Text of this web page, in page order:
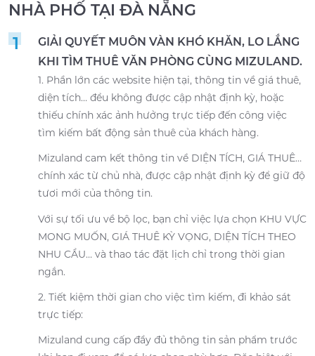
NHÀ PHỐ TẠI ĐÀ NẴNG
1
GIẢI QUYẾT MUÔN VÀN KHÓ KHĂN, LO LẮNG
KHI TÌM THUÊ VĂN PHÒNG CÙNG MIZULAND.
1. Phần lớn các website hiện tại, thông tin về giá thuê,
diện tích… đều không được cập nhật định kỳ, hoặc
thiếu chính xác ảnh hưởng trực tiếp đến công việc
tìm kiếm bất động sản thuê của khách hàng.
Mizuland cam kết thông tin về DIỆN TÍCH, GIÁ THUÊ…
chính xác từ chủ nhà, được cập nhật định kỳ để giữ độ
tươi mới của thông tin.
Với sự tối ưu về bộ lọc, bạn chỉ việc lựa chọn KHU VỰC
MONG MUỐN, GIÁ THUÊ KỲ VỌNG, DIỆN TÍCH THEO
NHU CẦU… và thao tác đặt lịch chỉ trong thời gian
ngắn.
2. Tiết kiệm thời gian cho việc tìm kiếm, đi khảo sát
trực tiếp:
Mizuland cung cấp đầy đủ thông tin sản phẩm trước